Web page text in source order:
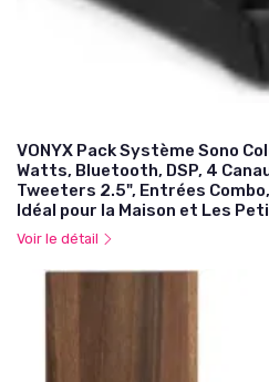
VONYX Pack Système Sono
Watts, Bluetooth, DSP, 4
Tweeters 2.5", Entrées
Idéal pour la Maison et Les
Voir le détail